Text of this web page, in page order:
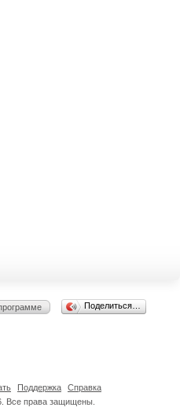
Поделиться…
Все права защищены.
Поддержка Справка